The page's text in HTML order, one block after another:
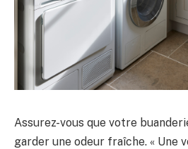
Assurez-vous que votre
garder une odeur fraîche. « Une